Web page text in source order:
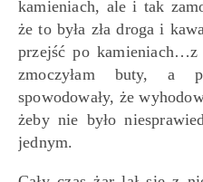
kamieniach, ale i tak
że to była zła droga i
przejść po
zmoczyłam buty, a
spowodowały, że
żeby nie było
jednym.